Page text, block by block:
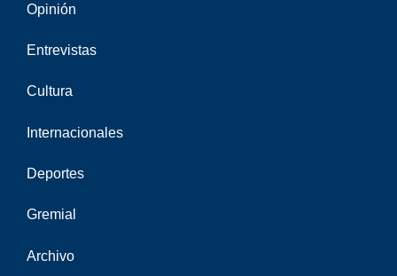
Opinión
Entrevistas
Cultura
Internacionales
Deportes
Gremial
Archivo